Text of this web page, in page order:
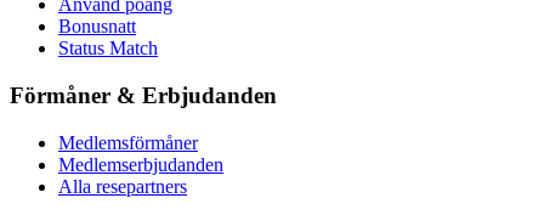
Använd poäng
Bonusnatt
Status Match
Förmåner & Erbjudanden
Medlemsförmåner
Medlemserbjudanden
Alla resepartners